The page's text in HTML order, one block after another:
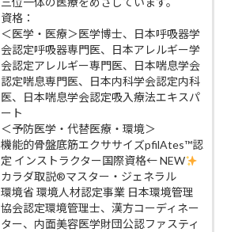
資格：
＜医学・医療＞医学博士、日本呼吸器学
会認定呼吸器専門医、日本アレルギー学
会認定アレルギー専門医、日本喘息学会
認定喘息専門医、日本内科学会認定内科
医、日本喘息学会認定吸入療法エキスパ
ート
＜予防医学・代替医療・環境＞
機能的骨盤底筋エクササイズpfilAtes™認
定 インストラクター国際資格← NEW
カラダ取説®マスター・ジェネラル
環境省 環境人材認定事業 日本環境管理
協会認定環境管理士、漢方コーディネー
ター、内面美容医学財団公認ファスティ